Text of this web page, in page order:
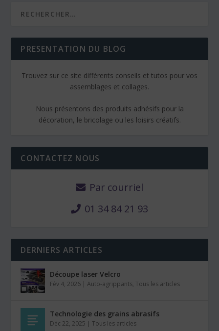
PRESENTATION DU BLOG
Trouvez sur ce site différents conseils et tutos pour vos
assemblages et collages.
Nous présentons des produits adhésifs pour la
décoration, le bricolage ou les loisirs créatifs.
CONTACTEZ NOUS
Par courriel
01 34 84 21 93
DERNIERS ARTICLES
Découpe laser Velcro
Fév 4, 2026 |Auto-agrippants,Tous les articles
Technologie des grains abrasifs
Déc 22, 2025 |Tous les articles